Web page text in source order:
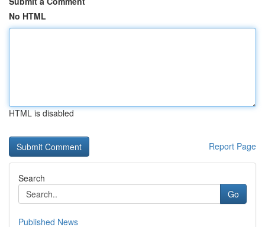
No HTML
HTML is disabled
Report Page
Search
Go
Published News